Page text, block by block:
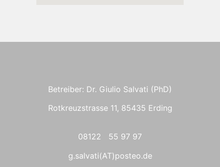
Betreiber: Dr. Giulio Salvati (PhD)
Rotkreuzstrasse 11, 85435 Erding
08122 55 97 97
g.salvati(AT)posteo.de